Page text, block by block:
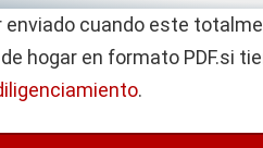
enviado cuando este
hogar en formato PDF.si
.